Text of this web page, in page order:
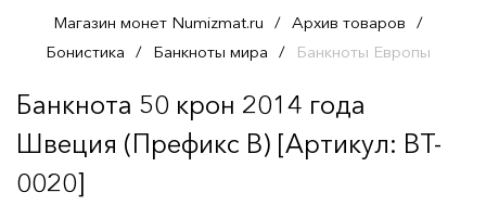
Магазин монет Numizmat.ru / Архив товаров /
Бонистика / Банкноты мира / Банкноты Европы
Банкнота 50 крон 2014 года
Швеция (Префикс В) [Артикул: BT-
0020]